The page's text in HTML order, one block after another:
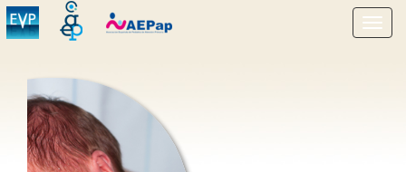
menú